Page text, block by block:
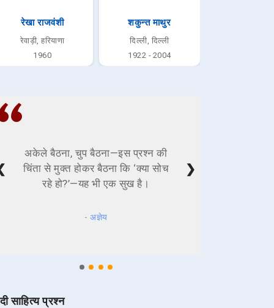
रेखा राजवंशी
रेवाड़ी, हरियाणा
1960
शकुन्त माथुर
दिल्ली, दिल्ली
1922 - 2004
अकेले बैठना, चुप बैठना—इस प्रश्न की
चिंता से मुक्त होकर बैठना कि ‘क्या सोच
रहे हो?’—यह भी एक सुख है।
- अज्ञेय
❯
साहित्य प्रश्न